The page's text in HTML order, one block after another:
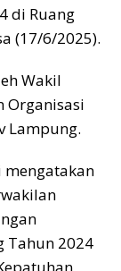
di Ruang
(17/6/2025).
Wakil
Organisasi
Lampung.
mengatakan
Tahun 2024